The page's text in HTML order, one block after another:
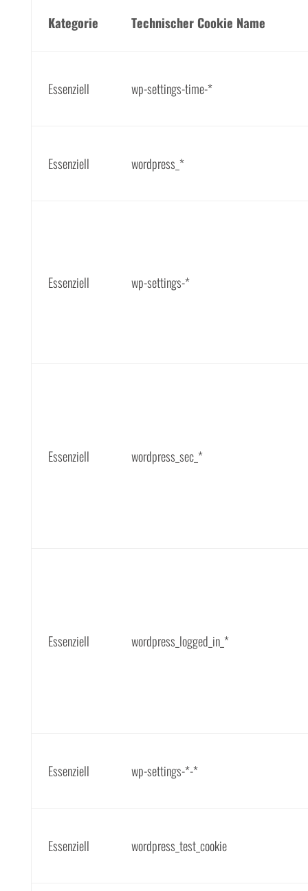
Kategorie Technischer Cookie Name
Essenziell wp-settings-time-*
Essenziell wordpress_*
Essenziell wp-settings-*
Essenziell wordpress_sec_*
Essenziell wordpress_logged_in_*
Essenziell wp-settings-*-*
Essenziell wordpress_test_cookie